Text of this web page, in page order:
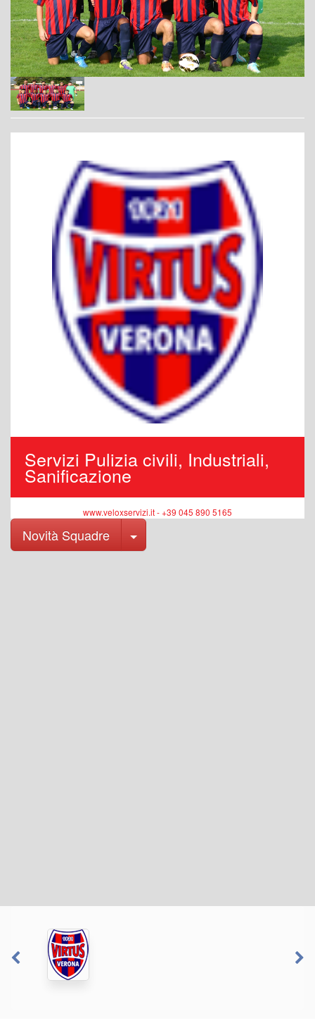
Servizi Pulizia civili, Industriali,
Sanificazione
www.veloxservizi.it - +39 045 890 5165
Novità Squadre Toggle Dropdown